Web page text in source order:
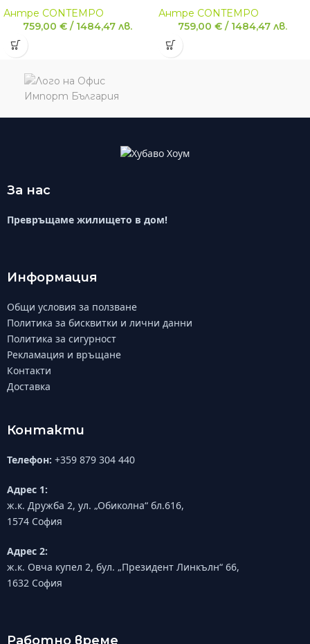
Антре CONTEMPO
759,00 € / 1484,47 лв.
Антре CONTEMPO
759,00 € / 1484,47 лв.
За нас
Превръщаме жилището в дом!
Информация
Общи условия за ползване
Политика за бисквитки и лични данни
Политика за сигурност
Рекламация и връщане
Контакти
Доставка
Контакти
Телефон: +359 879 304 440
Адрес 1:
ж.к. Дружба 2, ул. „Обиколна“ бл.616,
1574 София
Адрес 2:
ж.к. Овча купел 2, бул. „Президент Линкълн“ 66,
1632 София
Работно време